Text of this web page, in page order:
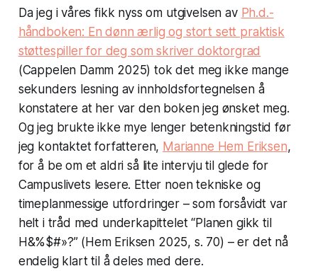
Da jeg i våres fikk nyss om utgivelsen av Ph.d.-
håndboken: En dønn ærlig og stort sett praktisk
støttespiller for deg som skriver doktorgrad
(Cappelen Damm 2025) tok det meg ikke mange
sekunders lesning av innholdsfortegnelsen å
konstatere at her var den boken jeg ønsket meg.
Og jeg brukte ikke mye lenger betenkningstid før
jeg kontaktet forfatteren, Marianne Hem Eriksen,
for å be om et aldri så lite intervju til glede for
Campuslivets lesere. Etter noen tekniske og
timeplanmessige utfordringer – som forsåvidt var
helt i tråd med underkapittelet “Planen gikk til
H&%$#»?” (Hem Eriksen 2025, s. 70) – er det nå
endelig klart til å deles med dere.